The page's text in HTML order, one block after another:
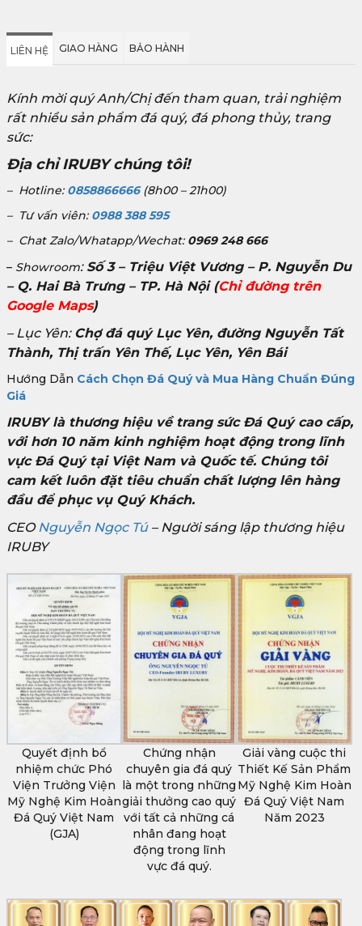
LIÊN HỆ GIAO HÀNG BẢO HÀNH
Kính mời quý Anh/Chị đến tham quan, trải nghiệm
rất nhiều sản phẩm đá quý, đá phong thủy, trang
sức:
Địa chỉ IRUBY chúng tôi!
– Hotline: 0858866666(8h00 – 21h00)
– Tư vấn viên: 0988 388 595
– Chat Zalo/Whatapp/Wechat: 0969 248 666
– Showroom: Số 3 – Triệu Việt Vương – P. Nguyễn Du
– Q. Hai Bà Trưng – TP. Hà Nội(Chỉ đường trên
Google Maps)
– Lục Yên: Chợ đá quý Lục Yên, đường Nguyễn Tất
Thành, Thị trấn Yên Thế, Lục Yên, Yên Bái
Hướng Dẫn Cách Chọn Đá Quý và Mua Hàng Chuẩn Đúng
Giá
IRUBY là thương hiệu về trang sức Đá Quý cao cấp,
với hơn 10 năm kinh nghiệm hoạt động trong lĩnh
vực Đá Quý tại Việt Nam và Quốc tế. Chúng tôi
cam kết luôn đặt tiêu chuẩn chất lượng lên hàng
đầu để phục vụ Quý Khách.
CEONguyễn Ngọc Tú– Người sáng lập thương hiệu
IRUBY
Quyết định bổ
nhiệm chức Phó
Viện Trưởng Viện
Mỹ Nghệ Kim Hoàn
Đá Quý Việt Nam
(GJA)
Chứng nhận
chuyên gia đá quý
là một trong những
giải thưởng cao quý
với tất cả những cá
nhân đang hoạt
động trong lĩnh
vực đá quý.
Giải vàng cuộc thi
Thiết Kế Sản Phẩm
Mỹ Nghệ Kim Hoàn
Đá Quý Việt Nam
Năm 2023